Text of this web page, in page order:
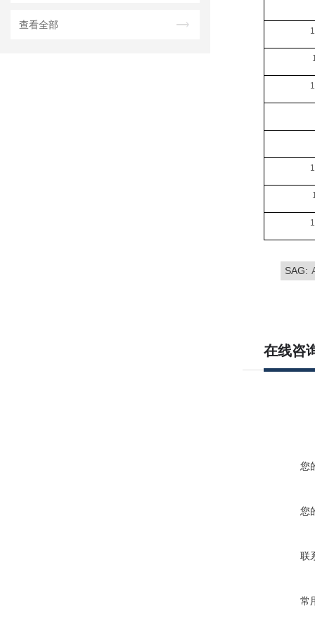
查看全部
SAG:
在线咨
您
您
联
常